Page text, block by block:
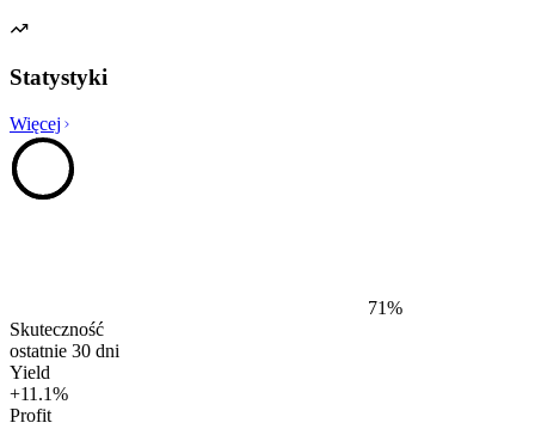
Statystyki
Więcej
71%
Skuteczność
ostatnie 30 dni
Yield
+11.1%
Profit